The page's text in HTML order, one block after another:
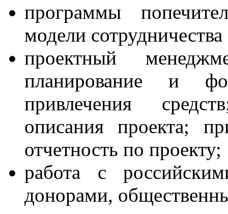
программы
модели
проектный
планирование и
привлечения
описания проекта;
отчетность по проекту;
работа с
донорами,